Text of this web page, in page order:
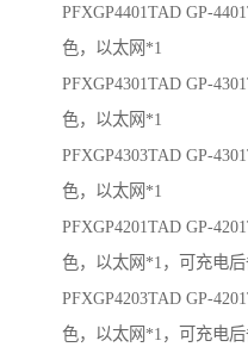
PFXGP4401TAD GP-
色，以太网*1
PFXGP4301TAD GP-
色，以太网*1
PFXGP4303TAD GP-
色，以太网*1
PFXGP4201TAD GP-
色，以太网*1，可充电
PFXGP4203TAD GP-
色，以太网*1，可充电